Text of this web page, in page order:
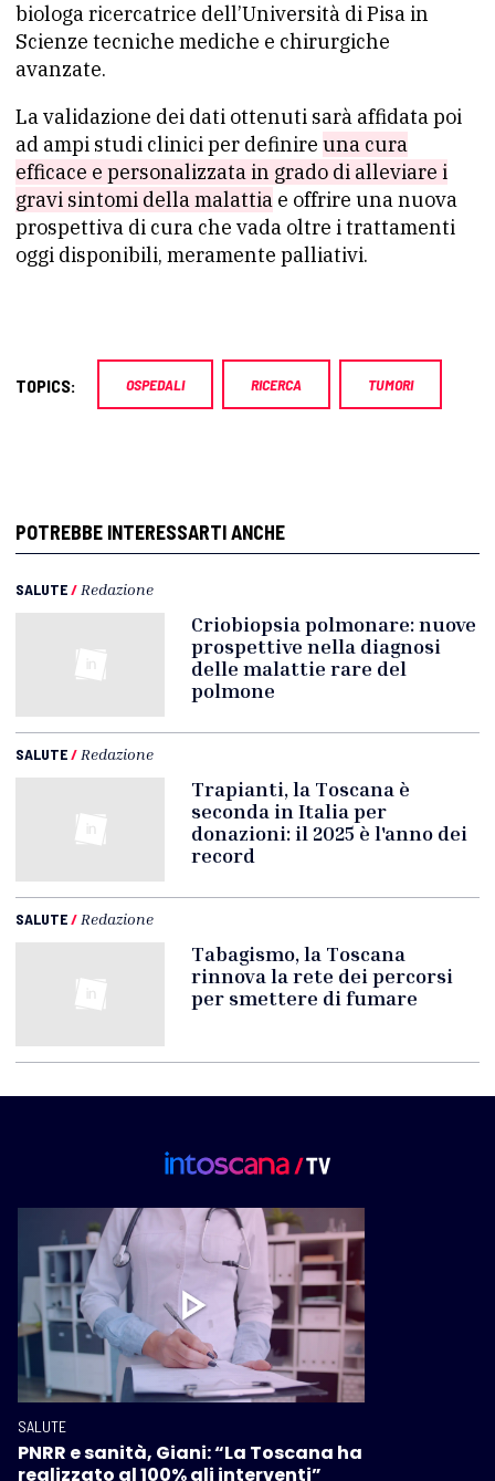
biologa ricercatrice dell’Università di Pisa in
Scienze tecniche mediche e chirurgiche
avanzate.
La validazione dei dati ottenuti sarà affidata poi
ad ampi studi clinici per definire una cura
efficace e personalizzata in grado di alleviare i
gravi sintomi della malattia e offrire una nuova
prospettiva di cura che vada oltre i trattamenti
oggi disponibili, meramente palliativi.
TOPICS: OSPEDALI RICERCA TUMORI
POTREBBE INTERESSARTI ANCHE
SALUTE/ Redazione
Criobiopsia polmonare: nuove
prospettive nella diagnosi
delle malattie rare del
polmone
SALUTE/ Redazione
Trapianti, la Toscana è
seconda in Italia per
donazioni: il 2025 è l'anno dei
record
SALUTE/ Redazione
Tabagismo, la Toscana
rinnova la rete dei percorsi
per smettere di fumare
SALUTE
PNRR e sanità, Giani: “La Toscana ha
realizzato al 100% gli interventi”